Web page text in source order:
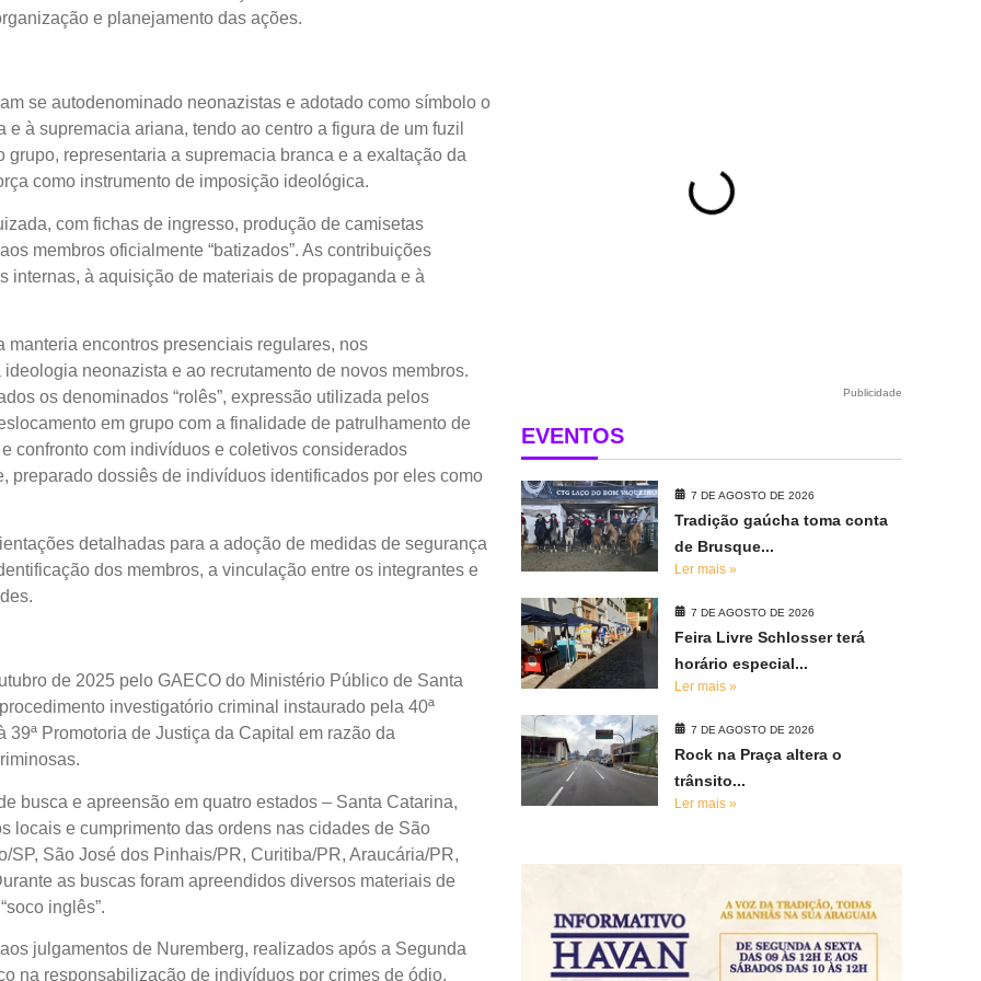
e planejamento das ações.
se autodenominado neonazistas e adotado como símbolo o
à supremacia ariana, tendo ao centro a figura de um fuzil
representaria a supremacia branca e a exaltação da
como instrumento de imposição ideológica.
com fichas de ingresso, produção de camisetas
membros oficialmente “batizados”. As contribuições
à aquisição de materiais de propaganda e à
encontros presenciais regulares, nos
neonazista e ao recrutamento de novos membros.
os denominados “rolês”, expressão utilizada pelos
em grupo com a finalidade de patrulhamento de
confronto com indivíduos e coletivos considerados
preparado dossiês de indivíduos identificados por eles como
detalhadas para a adoção de medidas de segurança
dos membros, a vinculação entre os integrantes e
de 2025 pelo GAECO do Ministério Público de Santa
investigatório criminal instaurado pela 40ª
Promotoria de Justiça da Capital em razão da
busca e apreensão em quatro estados – Santa Catarina,
locais e cumprimento das ordens nas cidades de São
SP, São José dos Pinhais/PR, Curitiba/PR, Araucária/PR,
as buscas foram apreendidos diversos materiais de
inglês”.
julgamentos de Nuremberg, realizados após a Segunda
na responsabilização de indivíduos por crimes de ódio,
Publicidade
EVENTOS
7 DE AGOSTO DE 2026
Tradição gaúcha toma conta
de Brusque...
Ler mais »
7 DE AGOSTO DE 2026
Feira Livre Schlosser terá
horário especial...
Ler mais »
7 DE AGOSTO DE 2026
Rock na Praça altera o
trânsito...
Ler mais »